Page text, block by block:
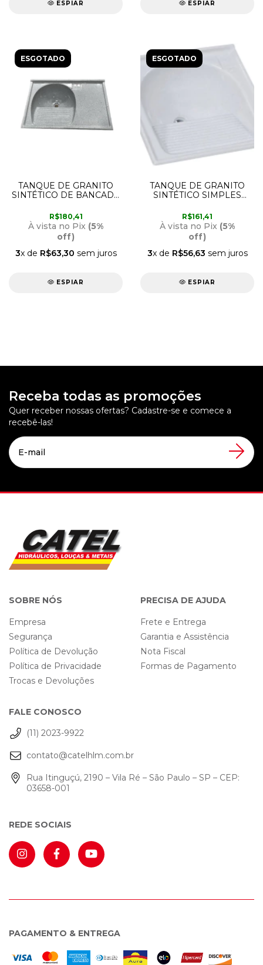
ESPIAR ESPIAR
ESGOTADO
TANQUE DE GRANITO
SINTÉTICO DE BANCADA
RORATO
R$180,41
À vista no Pix (5%
off)
3x de R$63,30 sem juros
ESPIAR
ESGOTADO
TANQUE DE GRANITO
SINTÉTICO SIMPLES
CLARA RORATO
R$161,41
À vista no Pix (5%
off)
3x de R$56,63 sem juros
ESPIAR
Receba todas as promoções
Quer receber nossas ofertas? Cadastre-se e comece a
recebê-las!
SOBRE NÓS
Empresa
Segurança
Política de Devolução
Política de Privacidade
Trocas e Devoluções
PRECISA DE AJUDA
Frete e Entrega
Garantia e Assistência
Nota Fiscal
Formas de Pagamento
FALE CONOSCO
(11) 2023-9922
contato@catelhlm.com.br
Rua Itinguçú, 2190 – Vila Ré – São Paulo – SP – CEP:
03658-001
REDE SOCIAIS
PAGAMENTO & ENTREGA